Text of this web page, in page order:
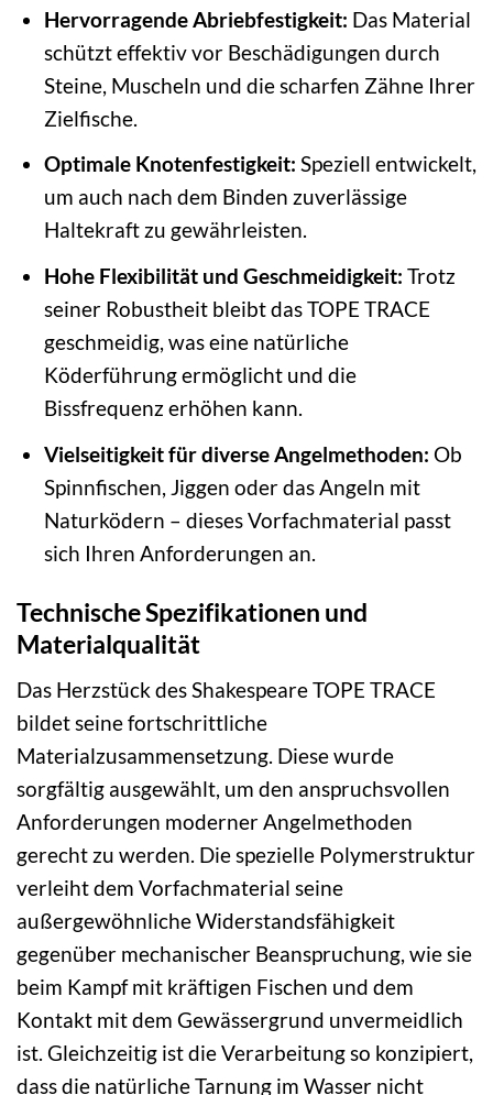
Hervorragende Abriebfestigkeit: Das Material
schützt effektiv vor Beschädigungen durch
Steine, Muscheln und die scharfen Zähne Ihrer
Zielfische.
Optimale Knotenfestigkeit: Speziell entwickelt,
um auch nach dem Binden zuverlässige
Haltekraft zu gewährleisten.
Hohe Flexibilität und Geschmeidigkeit: Trotz
seiner Robustheit bleibt das TOPE TRACE
geschmeidig, was eine natürliche
Köderführung ermöglicht und die
Bissfrequenz erhöhen kann.
Vielseitigkeit für diverse Angelmethoden: Ob
Spinnfischen, Jiggen oder das Angeln mit
Naturködern – dieses Vorfachmaterial passt
sich Ihren Anforderungen an.
Technische Spezifikationen und
Materialqualität
Das Herzstück des Shakespeare TOPE TRACE
bildet seine fortschrittliche
Materialzusammensetzung. Diese wurde
sorgfältig ausgewählt, um den anspruchsvollen
Anforderungen moderner Angelmethoden
gerecht zu werden. Die spezielle Polymerstruktur
verleiht dem Vorfachmaterial seine
außergewöhnliche Widerstandsfähigkeit
gegenüber mechanischer Beanspruchung, wie sie
beim Kampf mit kräftigen Fischen und dem
Kontakt mit dem Gewässergrund unvermeidlich
ist. Gleichzeitig ist die Verarbeitung so konzipiert,
dass die natürliche Tarnung im Wasser nicht